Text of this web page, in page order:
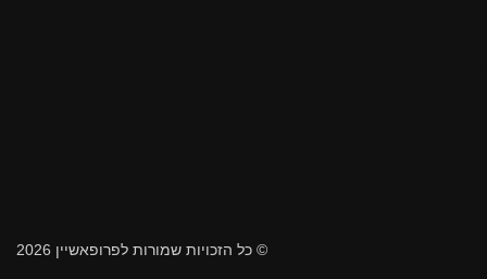
© כל הזכויות שמורות לפרופאשיין 2026